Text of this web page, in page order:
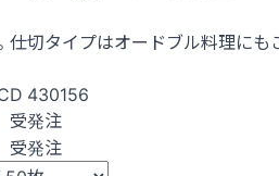
切タイプはオードブル料理にも
430156
受発注
受発注